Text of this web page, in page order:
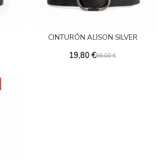
CINTURÓN ALISON SILVER
19,80 €99,00 €